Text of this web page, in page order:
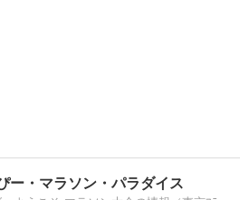
ー・マラソン・パラダイス